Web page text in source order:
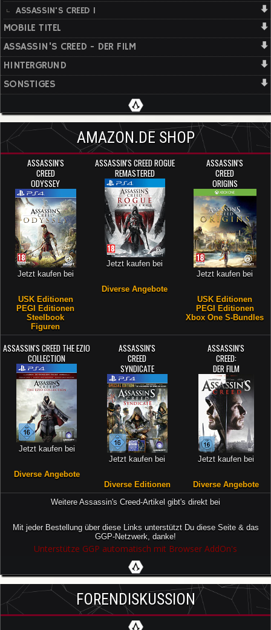
ASSASSIN'S CREED 1
MOBILE TITEL
ASSASSIN'S CREED - DER FILM
HINTERGRUND
SONSTIGES
AMAZON.DE SHOP
ASSASSIN'S
CREED
ODYSSEY
Jetzt kaufen bei
USK Editionen
PEGI Editionen
Steelbook
Figuren
ASSASSIN'S CREED ROGUE
REMASTERED
Jetzt kaufen bei
Diverse Angebote
ASSASSIN'S
CREED
ORIGINS
Jetzt kaufen bei
USK Editionen
PEGI Editionen
Xbox One S-Bundles
ASSASSIN'S CREED THE EZIO
COLLECTION
Jetzt kaufen bei
Diverse Angebote
ASSASSIN'S
CREED
SYNDICATE
Jetzt kaufen bei
Diverse Editionen
ASSASSIN'S
CREED:
DER FILM
Jetzt kaufen bei
Diverse Angebote
Weitere Assassin's Creed-Artikel gibt's direkt bei
Mit jeder Bestellung über diese Links unterstützt Du diese Seite & das
GGP-Netzwerk, danke!
Unterstütze GGP automatisch mit Browser AddOn's
FORENDISKUSSION